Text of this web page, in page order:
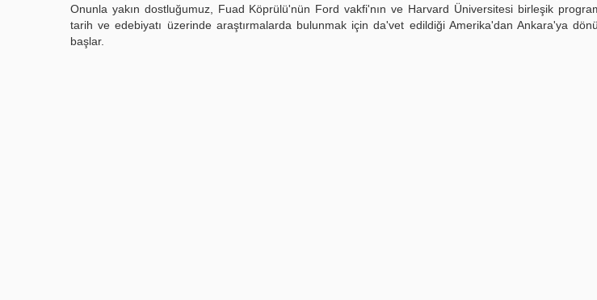
Onunla yakın dostluğumuz, Fuad Köprülü'nün Ford vakfi'nın ve Harvard Üniversitesi birleşik
tarih ve edebiyatı üzerinde araştırmalarda bulunmak için da'vet edildiği Amerika'dan Ankara'ya
başlar.